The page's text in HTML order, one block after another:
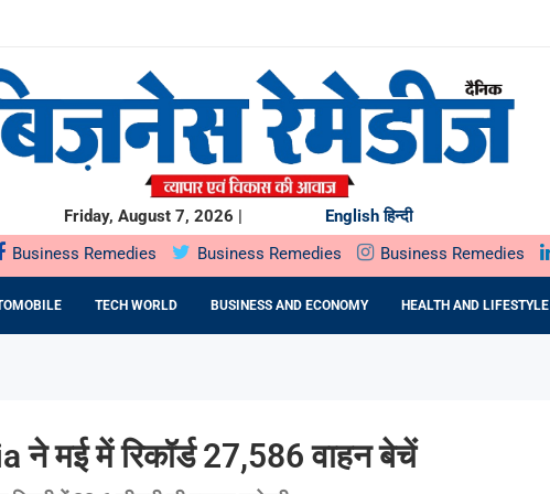
से ज्यादा भारतीय...
बचेंगे ₹40,000 करोड़;...
खरीदेगा...
Friday, August 7, 2026 | English हिन्दी
Business Remedies Business Remedies Business Remedies
TECH WORLD BUSINESS AND ECONOMY HEALTH AND LIFESTYLE
ने मई में रिकॉर्ड 27,586 वाहन बेचें